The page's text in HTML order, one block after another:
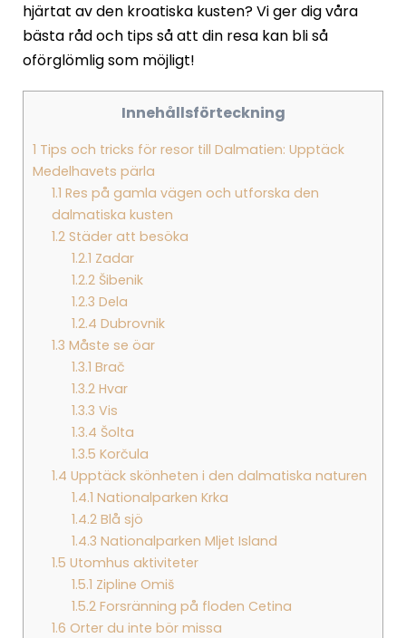
hjärtat av den kroatiska kusten? Vi ger dig våra
bästa råd och tips så att din resa kan bli så
oförglömlig som möjligt!
Innehållsförteckning
1 Tips och tricks för resor till Dalmatien: Upptäck
Medelhavets pärla
1.1 Res på gamla vägen och utforska den
dalmatiska kusten
1.2 Städer att besöka
1.2.1 Zadar
1.2.2Šibenik
1.2.3 Dela
1.2.4 Dubrovnik
1.3 Måste se öar
1.3.1 Brač
1.3.2Hvar
1.3.3 Vis
1.3.4 Šolta
1.3.5 Korčula
1.4 Upptäck skönheten i den dalmatiska naturen
1.4.1 Nationalparken Krka
1.4.2Blå sjö
1.4.3 Nationalparken Mljet Island
1.5 Utomhus aktiviteter
1.5.1 Zipline Omiš
1.5.2Forsränning på floden Cetina
1.6 Orter du inte bör missa